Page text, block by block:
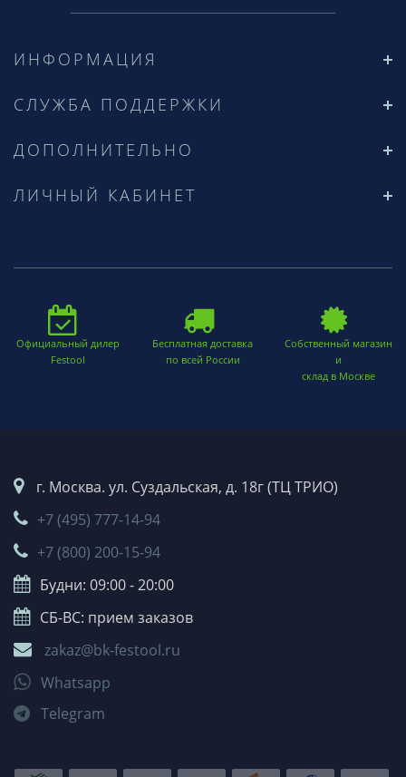
ИНФОРМАЦИЯ
СЛУЖБА ПОДДЕРЖКИ
ДОПОЛНИТЕЛЬНО
ЛИЧНЫЙ КАБИНЕТ
Официальный дилер
Festool
Бесплатная доставка
по всей России
Собственный магазин
и
склад в Москве
г. Москва. ул. Суздальская, д. 18г (ТЦ ТРИО)
+7 (495) 777-14-94
+7 (800) 200-15-94
Будни: 09:00 - 20:00
СБ-ВС: прием заказов
zakaz@bk-festool.ru
Whatsapp
Telegram